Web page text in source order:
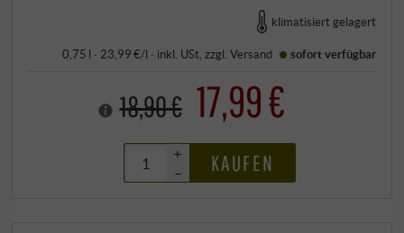
klimatisiert gelagert
0,75 l · 23,99 €/l · inkl. USt, zzgl.Versand sofort verfügbar
18,90 € 17,99 €
+
–
KAUFEN